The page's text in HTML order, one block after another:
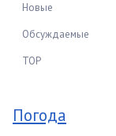
Новые
Обсуждаемые
TOP
Погода